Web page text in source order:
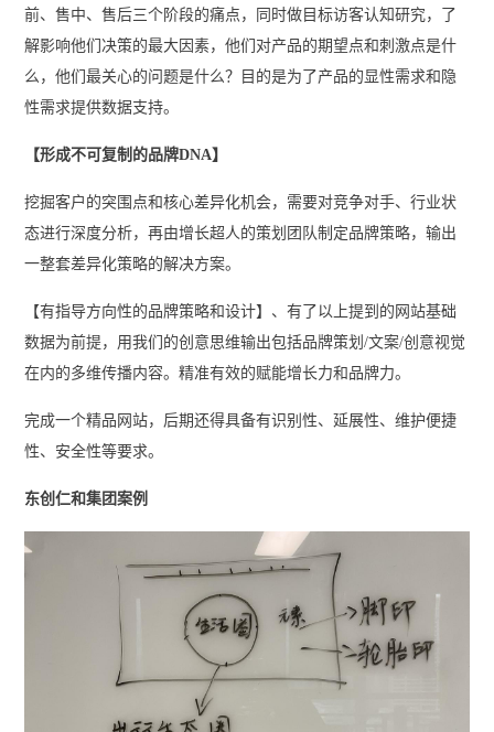
前、售中、售后三个阶段的痛点，同时做目标访客认知研究，了
解影响他们决策的最大因素，他们对产品的期望点和刺激点是什
么，他们最关心的问题是什么？目的是为了产品的显性需求和隐
性需求提供数据支持。
【形成不可复制的品牌DNA】
挖掘客户的突围点和核心差异化机会，需要对竞争对手、行业状
态进行深度分析，再由增长超人的策划团队制定品牌策略，输出
一整套差异化策略的解决方案。
【有指导方向性的品牌策略和设计】、有了以上提到的网站基础
数据为前提，用我们的创意思维输出包括品牌策划/文案/创意视觉
在内的多维传播内容。精准有效的赋能增长力和品牌力。
完成一个精品网站，后期还得具备有识别性、延展性、维护便捷
性、安全性等要求。
东创仁和集团案例